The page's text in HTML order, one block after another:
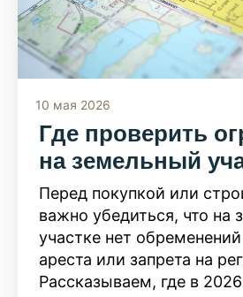
сроков.
10 мая 2026
Где проверить
на земельный
Перед покупкой или
важно убедиться, что на
участке нет
ареста или запрета на
Рассказываем, где в